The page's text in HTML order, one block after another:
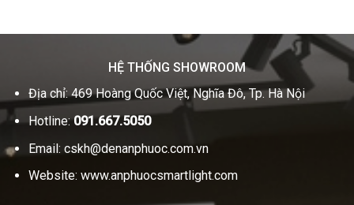
HỆ THỐNG SHOWROOM
Địa chỉ: 469 Hoàng Quốc Việt, Nghĩa Đô, Tp. Hà Nội
Hotline:091.667.5050
Email: cskh@denanphuoc.com.vn
Website: www.anphuocsmartlight.com